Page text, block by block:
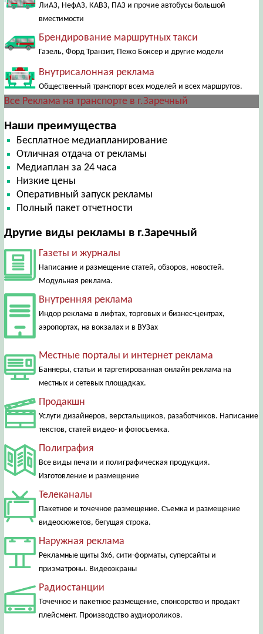
ЛиАЗ, НефАЗ, КАВЗ, ПАЗ и прочие автобусы большой
вместимости
Брендирование маршрутных такси
Газель, Форд Транзит, Пежо Боксер и другие модели
Внутрисалонная реклама
Общественный транспорт всех моделей и всех маршрутов.
Все Реклама на транспорте в г.Заречный
Наши преимущества
Бесплатное медиапланирование
Отличная отдача от рекламы
Медиаплан за 24 часа
Низкие цены
Оперативный запуск рекламы
Полный пакет отчетности
Другие виды рекламы в г.Заречный
Газеты и журналы
Написание и размещение статей, обзоров, новостей.
Модульная реклама.
Внутренняя реклама
Индор реклама в лифтах, торговых и бизнес-центрах,
аэропортах, на вокзалах и в ВУЗах
Местные порталы и интернет реклама
Баннеры, статьи и таргетированная онлайн реклама на
местных и сетевых площадках.
Продакшн
Услуги дизайнеров, верстальщиков, разаботчиков. Написание
текстов, статей видео- и фотосъемка.
Полиграфия
Все виды печати и полиграфическая продукция.
Изготовление и размещение
Телеканалы
Пакетное и точечное размещение. Съемка и размещение
видеосюжетов, бегущая строка.
Наружная реклама
Рекламные щиты 3х6, сити-форматы, суперсайты и
призматроны. Видеоэкраны
Радиостанции
Точечное и пакетное размещение, спонсорство и продакт
плейсмент. Производство аудиороликов.